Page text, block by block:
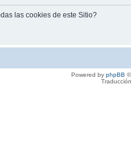
las cookies de este Sitio?
Powered by phpBB